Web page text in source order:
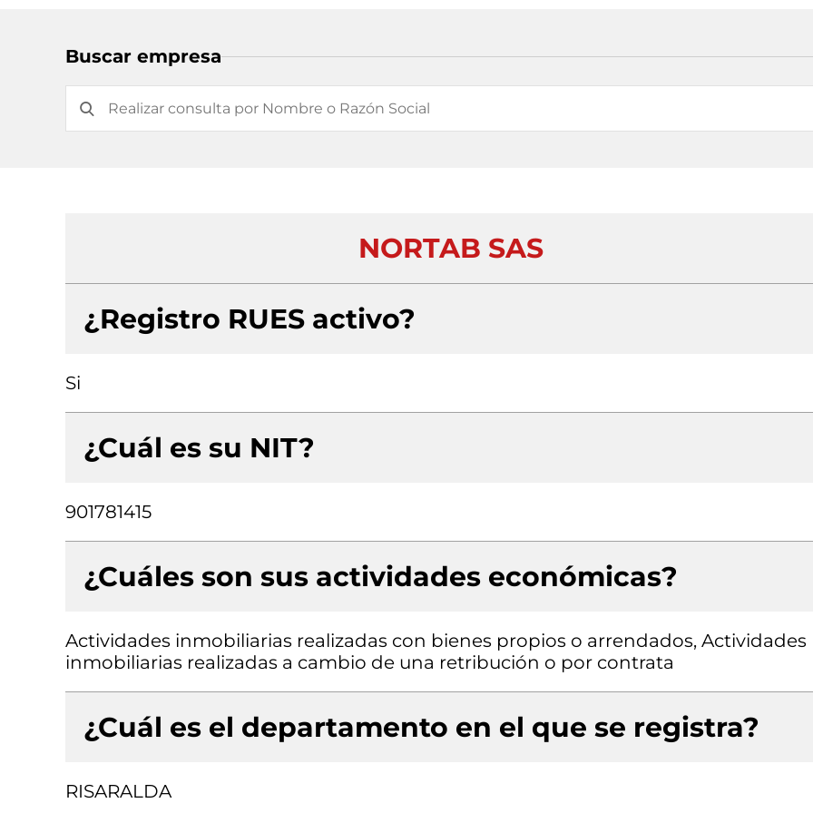
Buscar empresa
NORTAB SAS
¿Registro RUES activo?
Si
¿Cuál es su NIT?
901781415
¿Cuáles son sus actividades económicas?
Actividades inmobiliarias realizadas con bienes propios o arrendados, Actividades
inmobiliarias realizadas a cambio de una retribución o por contrata
¿Cuál es el departamento en el que se registra?
RISARALDA